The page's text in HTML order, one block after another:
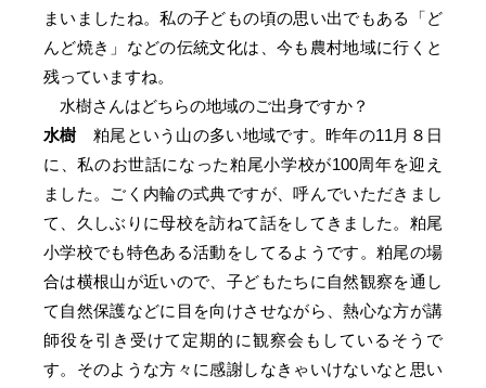
まいましたね。私の子どもの頃の思い出でもある「ど
んど焼き」などの伝統文化は、今も農村地域に行くと
残っていますね。
水樹さんはどちらの地域のご出身ですか？
水樹粕尾という山の多い地域です。昨年の11月８日
に、私のお世話になった粕尾小学校が100周年を迎え
ました。ごく内輪の式典ですが、呼んでいただきまし
て、久しぶりに母校を訪ねて話をしてきました。粕尾
小学校でも特色ある活動をしてるようです。粕尾の場
合は横根山が近いので、子どもたちに自然観察を通し
て自然保護などに目を向けさせながら、熱心な方が講
師役を引き受けて定期的に観察会もしているそうで
す。そのような方々に感謝しなきゃいけないなと思い